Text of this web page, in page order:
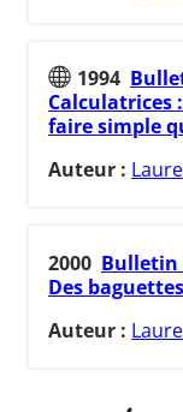
1994
Calculatrices
faire simple
Auteur :
2000 Bulletin
Des
Auteur :